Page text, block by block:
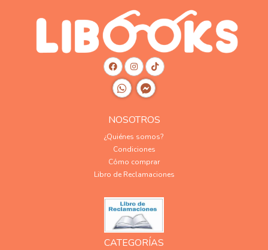
NOSOTROS
¿Quiénes somos?
Condiciones
Cómo comprar
Libro de Reclamaciones
CATEGORÍAS